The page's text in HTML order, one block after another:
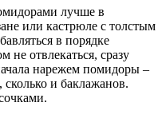
лучше в
или кастрюле с толстым
в порядке
не отвлекаться, сразу
нарежем помидоры –
и баклажанов.